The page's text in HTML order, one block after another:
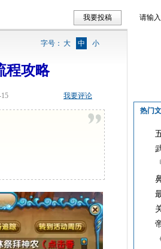
我要投稿
字号： 大 中 小
程攻略
我要评论
热门